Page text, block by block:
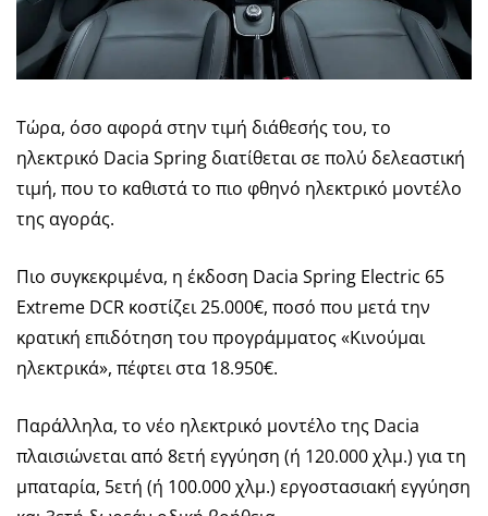
Τώρα, όσο αφορά στην τιμή διάθεσής του, το
ηλεκτρικό Dacia Spring διατίθεται σε πολύ δελεαστική
τιμή, που το καθιστά το πιο φθηνό ηλεκτρικό μοντέλο
της αγοράς.
Πιο συγκεκριμένα, η έκδοση Dacia Spring Electric 65
Extreme DCR κοστίζει 25.000€, ποσό που μετά την
κρατική επιδότηση του προγράμματος «Κινούμαι
ηλεκτρικά», πέφτει στα 18.950€.
Παράλληλα, το νέο ηλεκτρικό μοντέλο της Dacia
πλαισιώνεται από 8ετή εγγύηση (ή 120.000 χλμ.) για τη
μπαταρία, 5ετή (ή 100.000 χλμ.) εργοστασιακή εγγύηση